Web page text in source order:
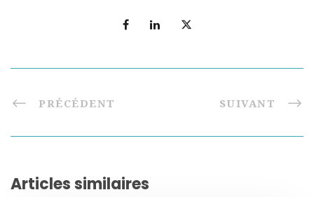
PRÉCÉDENT SUIVANT
Articles similaires